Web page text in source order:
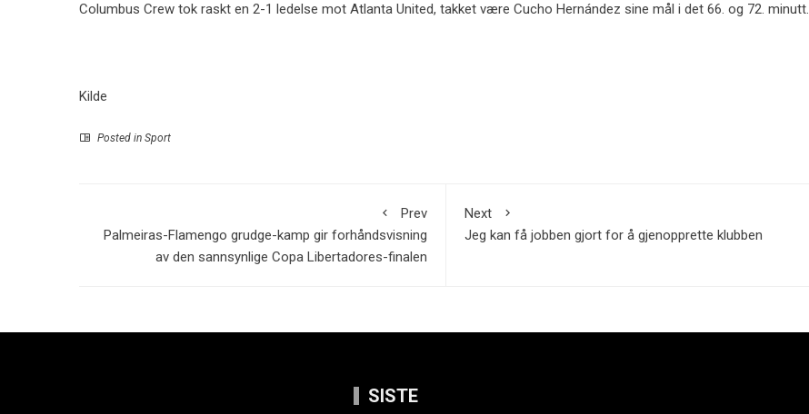
Columbus Crew tok raskt en 2-1 ledelse mot Atlanta United, takket være Cucho Hernández sine mål i det 66. og 72. minutt.
Kilde
Posted in Sport
Prev
Palmeiras-Flamengo grudge-kamp gir forhåndsvisning
av den sannsynlige Copa Libertadores-finalen
Next
Jeg kan få jobben gjort for å gjenopprette klubben
SISTE